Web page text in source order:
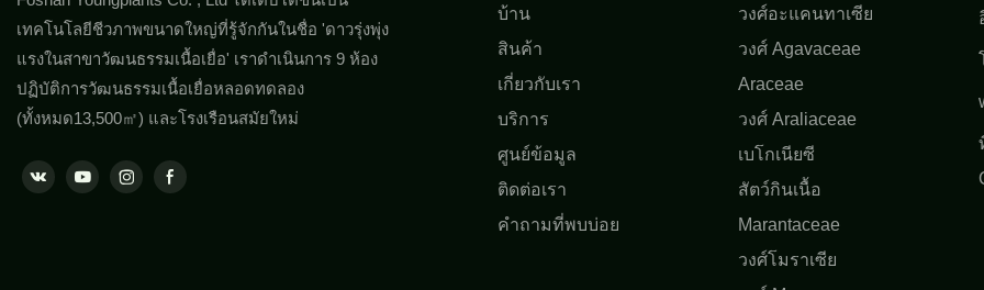
เทคโนโลยีชีวภาพขนาดใหญ่ที่รู้จักกันในชื่อ 'ดาวรุ่งพุ่ง
แรงในสาขาวัฒนธรรมเนื้อเยื่อ' เราดำเนินการ 9 ห้อง
ปฏิบัติการวัฒนธรรมเนื้อเยื่อหลอดทดลอง
(ทั้งหมด13,500㎡) และโรงเรือนสมัยใหม่
บ้าน
สินค้า
เกี่ยวกับเรา
บริการ
ศูนย์ข้อมูล
ติดต่อเรา
คำถามที่พบบ่อย
วงศ์อะแคนทาเซีย
วงศ์ Agavaceae
Araceae
วงศ์ Araliaceae
เบโกเนียซี
สัตว์กินเนื้อ
Marantaceae
วงศ์โมราเซีย